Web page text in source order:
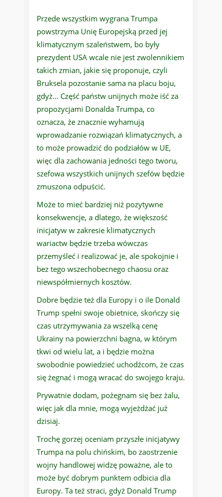
Przede wszystkim wygrana Trumpa
powstrzyma Unię Europejską przed jej
klimatycznym szaleństwem, bo były
prezydent USA wcale nie jest zwolennikiem
takich zmian, jakie się proponuje, czyli
Bruksela pozostanie sama na placu boju,
gdyż… Część państw unijnych może iść za
propozycjami Donalda Trumpa, co
oznacza, że znacznie wyhamują
wprowadzanie rozwiązań klimatycznych, a
to może prowadzić do podziałów w UE,
więc dla zachowania jedności tego tworu,
szefowa wszystkich unijnych szefów będzie
zmuszona odpuścić.
Może to mieć bardziej niż pozytywne
konsekwencje, a dlatego, że większość
inicjatyw w zakresie klimatycznych
wariactw będzie trzeba wówczas
przemyśleć i realizować je, ale spokojnie i
bez tego wszechobecnego chaosu oraz
niewspółmiernych kosztów.
Dobre będzie też dla Europy i o ile Donald
Trump spełni swoje obietnice, skończy się
czas utrzymywania za wszelką cenę
Ukrainy na powierzchni bagna, w którym
tkwi od wielu lat, a i będzie można
swobodnie powiedzieć uchodźcom, że czas
się żegnać i mogą wracać do swojego kraju.
Prywatnie dodam, pożegnam się bez żalu,
więc jak dla mnie, mogą wyjeżdżać już
dzisiaj.
Trochę gorzej oceniam przyszłe inicjatywy
Trumpa na polu chińskim, bo zaostrzenie
wojny handlowej widzę poważne, ale to
może być dobrym punktem odbicia dla
Europy. Ta też straci, gdyż Donald Trump